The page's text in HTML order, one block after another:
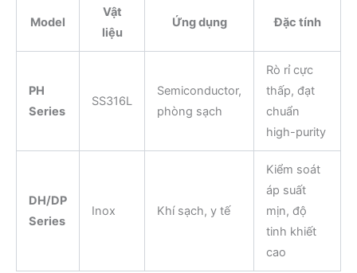
Model
Vật
liệu
Ứng dụng Đặc tính
PH
Series
SS316L
Semiconductor,
phòng sạch
Rò rỉ cực
thấp, đạt
chuẩn
high-purity
DH/DP
Series
Inox Khí sạch, y tế
Kiểm soát
áp suất
mịn, độ
tinh khiết
cao